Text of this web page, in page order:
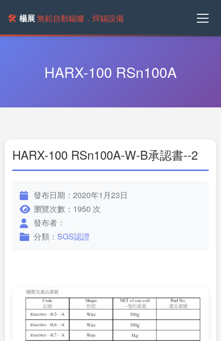
🛠️ 楊展無鉛自動錫爐．焊錫設備
HARX-100 RSn100A
HARX-100 RSn100A-W-B承認書--2
發布日期：2020年1月23日
瀏覽次數：1950 次
發布者：
分類： SGS認證